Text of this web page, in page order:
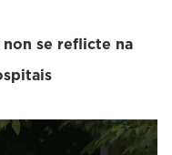
se reflicte na